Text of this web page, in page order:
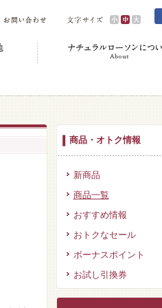
商品・オトク情報
新商品
商品一覧
おすすめ情報
おトクなセール
ボーナスポイント
お試し引換券